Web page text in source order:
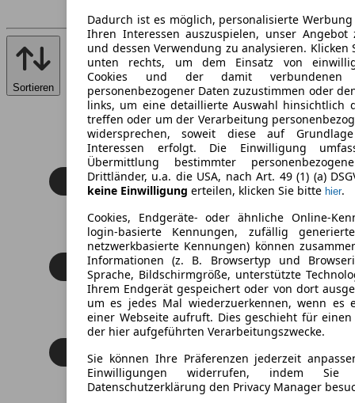
Dadurch ist es möglich, personalisierte
Ihren Interessen auszuspielen, unser Angebot
und dessen Verwendung zu analysieren. Klicken
unten rechts, um dem Einsatz von
Cookies und der damit verbundenen
personenbezogener Daten zuzustimmen oder
links, um eine detaillierte Auswahl hinsichtlich
treffen oder um der Verarbeitung
widersprechen, soweit diese auf
Interessen erfolgt. Die Einwilligung
Übermittlung bestimmter
Drittländer, u.a. die USA, nach Art. 49 (1) (a)
keine Einwilligung erteilen, klicken Sie bitte hier.
Cookies, Endgeräte- oder ähnliche Online-
login-basierte Kennungen, zufällig
netzwerkbasierte Kennungen) können
Informationen (z. B. Browsertyp und
Sprache, Bildschirmgröße, unterstützte
Ihrem Endgerät gespeichert oder von dort
um es jedes Mal wiederzuerkennen, wenn es
einer Webseite aufruft. Dies geschieht für
der hier aufgeführten Verarbeitungszwecke.
Sie können Ihre Präferenzen jederzeit
Einwilligungen widerrufen, indem
Datenschutzerklärung den Privacy Manager
Sortieren